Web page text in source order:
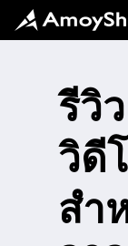
รีวิ
วิดี
สำ